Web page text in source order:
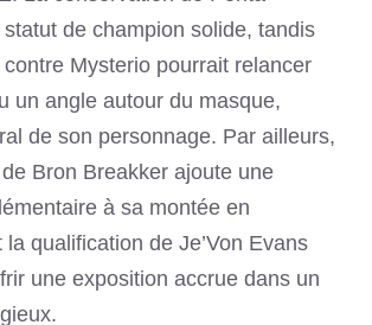
de champion solide, tandis
contre Mysterio pourrait relancer
un angle autour du masque,
de son personnage. Par ailleurs,
de Bron Breakker ajoute une
à sa montée en
qualification de Je’Von Evans
une exposition accrue dans un